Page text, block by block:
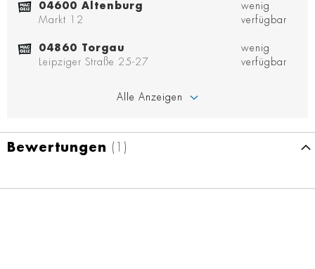
04600 Altenburg
Markt 12
wenig
verfügbar
04860 Torgau
Leipziger Straße 25-27
wenig
verfügbar
Alle Anzeigen
Bewertungen